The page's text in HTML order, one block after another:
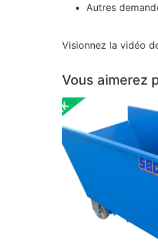
Autres
Visionnez la vidéo
Vous aimerez